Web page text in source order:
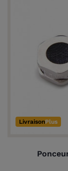
LivraisonPlus